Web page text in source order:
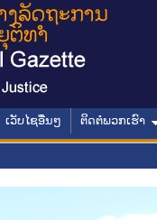
ເວັບໄຊອື່ນໆ ຕິດຕໍ່ພວກເຮົາ